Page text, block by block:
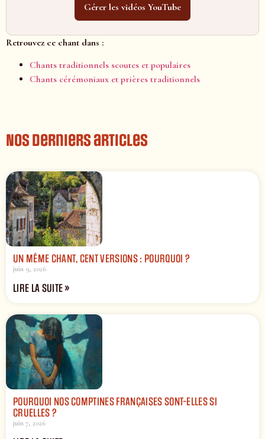
Gérer les vidéos YouTube
Retrouvez ce chant dans :
Chants traditionnels scoutes et populaires
Chants cérémoniaux et prières traditionnels
Nos derniers articles
UN MÊME CHANT, CENT VERSIONS : POURQUOI ?
juin 9, 2026
LIRE LA SUITE »
POURQUOI NOS COMPTINES FRANÇAISES SONT-ELLES SI
CRUELLES ?
juin 7, 2026